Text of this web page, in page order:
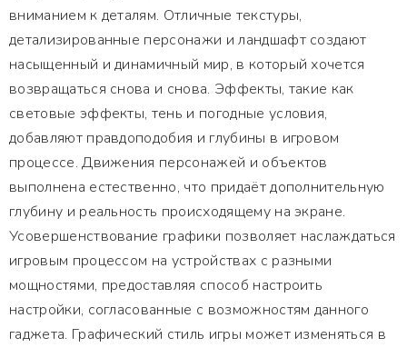
вниманием к деталям. Отличные текстуры,
детализированные персонажи и ландшафт создают
насыщенный и динамичный мир, в который хочется
возвращаться снова и снова. Эффекты, такие как
световые эффекты, тень и погодные условия,
добавляют правдоподобия и глубины в игровом
процессе. Движения персонажей и объектов
выполнена естественно, что придаёт дополнительную
глубину и реальность происходящему на экране.
Усовершенствование графики позволяет наслаждаться
игровым процессом на устройствах с разными
мощностями, предоставляя способ настроить
настройки, согласованные с возможностям данного
гаджета. Графический стиль игры может изменяться в